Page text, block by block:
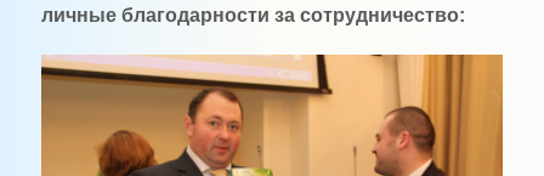
личные благодарности за сотрудничество: